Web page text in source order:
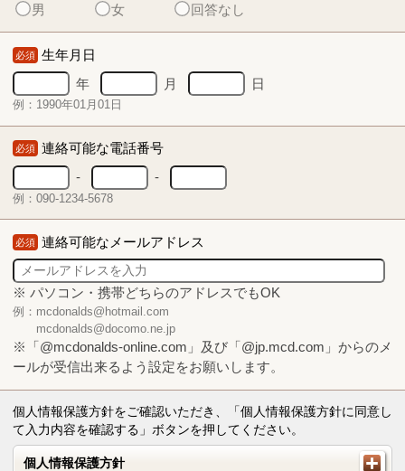
男
女 回答なし
必須 生年月日
年
月 日
例：1990年01月01日
必須 連絡可能な電話番号
-
-
例：090-1234-5678
必須 連絡可能なメールアドレス
※ パソコン・携帯どちらのアドレスでもOK
例：mcdonalds@hotmail.com
mcdonalds@docomo.ne.jp
※「@mcdonalds-online.com」及び「@jp.mcd.com」からのメ
ールが受信出来るよう設定をお願いします。
個人情報保護方針をご確認いただき、「個人情報保護方針に同意し
て入力内容を確認する」ボタンを押してください。
個人情報保護方針